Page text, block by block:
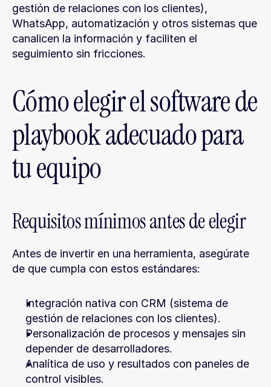
gestión de relaciones con los clientes),
WhatsApp, automatización y otros sistemas que
canalicen la información y faciliten el
seguimiento sin fricciones.
Cómo elegir el software de
playbook adecuado para
tu equipo
Requisitos mínimos antes de elegir
Antes de invertir en una herramienta, asegúrate
de que cumpla con estos estándares:
Integración nativa con CRM (sistema de
gestión de relaciones con los clientes).
Personalización de procesos y mensajes sin
depender de desarrolladores.
Analítica de uso y resultados con paneles de
control visibles.